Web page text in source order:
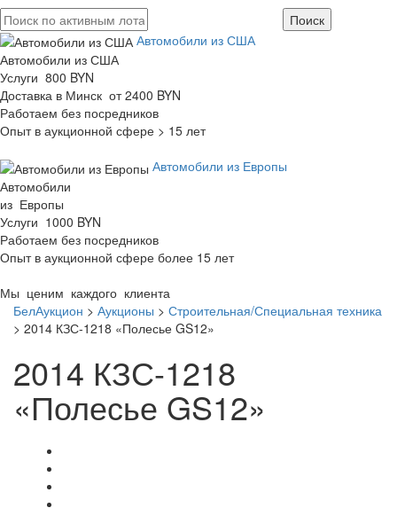
Автомобили из США
Автомобили из США
Услуги 800 BYN
Доставка в Минск от 2400 BYN
Работаем без посредников
Опыт в аукционной сфере > 15 лет
Автомобили из Европы
Автомобили
из Европы
Услуги 1000 BYN
Работаем без посредников
Опыт в аукционной сфере более 15 лет
Мы ценим каждого клиента
БелАукцион > Аукционы > Строительная/Специальная техника
> 2014 КЗС-1218 «Полесье GS12»
2014 КЗС-1218
«Полесье GS12»